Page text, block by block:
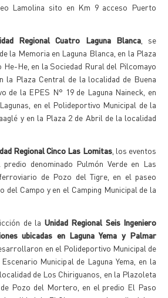
Lamolina sito en Km 9 acceso Puerto
Regional Cuatro Laguna Blanca, se
la Memoria en Laguna Blanca, en la Plaza
He-He, en la Sociedad Rural del Pilcomayo
la Plaza Central de la localidad de Buena
de la EPES N° 19 de Laguna Naineck, en
en el Polideportivo Municipal de la
y en la Plaza 2 de Abril de la localidad
Regional Cinco Las Lomitas, los eventos
denominado Pulmón Verde en Las
de Pozo del Tigre, en el paseo
del Campo y en el Camping Municipal de la
de la Unidad Regional Seis Ingeniero
ubicadas en Laguna Yema y Palmar
en el Polideportivo Municipal de
Municipal de Laguna Yema, en la
de Los Chiriguanos, en la Plazoleta
Pozo del Mortero, en el predio El Paso